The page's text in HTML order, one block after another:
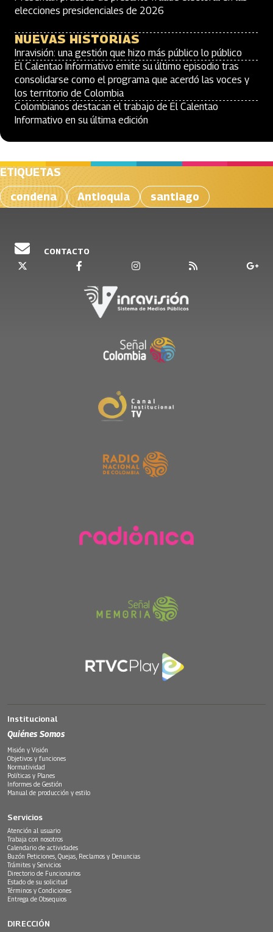
elecciones presidenciales de 2026
NUEVAS HISTORIAS
Inravisión: una gestión que hizo más público lo público
El Calentao Informativo emite su último episodio tras
consolidarse como el programa que acerdó las voces y
los territorio de Colombia
Colombianos destacan el trabajo de El Calentao
Informativo en su última edición
ETIQUETAS
condena
Antioquia santiago
CONTACTO
Institucional
Quiénes Somos
Misión y Visión
Objetivos y funciones
Normatividad
Políticas y Planes
Informes de Gestión
Manual de producción y estilo
Servicios
Atención al usuario
Trabaja con nosotros
Calendario de actividades
Buzón Peticiones, Quejas, Reclamos y Denuncias
Trámites y Servicios
Directorio de Funcionarios
Estado de su solicitud
Términos y Condiciones
Entrega de Obsequios
DIRECCIÓN